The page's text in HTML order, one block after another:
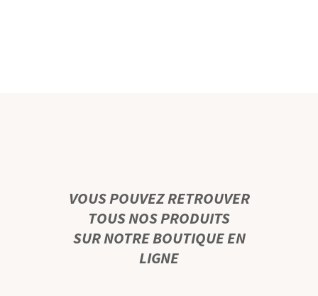
VOUS POUVEZ RETROUVER
TOUS NOS PRODUITS
SUR NOTRE BOUTIQUE EN
LIGNE